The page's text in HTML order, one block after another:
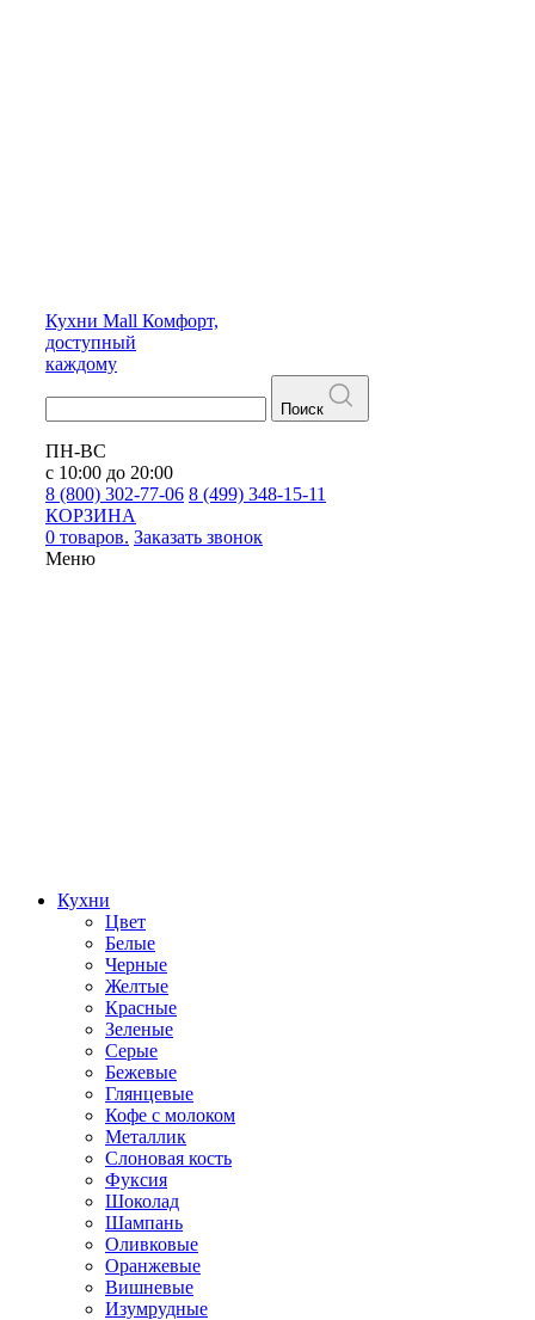
Кухни Mall Комфорт,
доступный
каждому
Поиск
ПН-ВС
с 10:00 до 20:00
8 (800) 302-77-06 8 (499) 348-15-11
КОРЗИНА
0 товаров. Заказать звонок
Меню
Кухни
Цвет
Белые
Черные
Желтые
Красные
Зеленые
Серые
Бежевые
Глянцевые
Кофе с молоком
Металлик
Слоновая кость
Фуксия
Шоколад
Шампань
Оливковые
Оранжевые
Вишневые
Изумрудные